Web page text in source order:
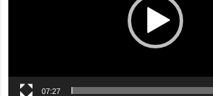
07:27